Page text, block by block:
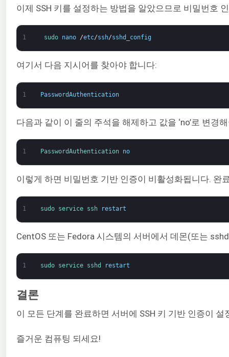
이제 SSH 키를 설정하는 방법을 알았으므로 비밀번호
1 sudo nano /etc/ssh/sshd_config
여기서 다음 지시어를 찾아야 합니다:
1 PasswordAuthentication
다음과 같이 이 줄의 주석을 해제하고 값을 ‘no’로 변경
1 PasswordAuthentication no
이렇게 하면 비밀번호 기반 인증이 비활성화됩니다. 완
1 sudo service ssh restart
CentOS 또는 Fedora 시스템의 서버에서 데몬(또는
1 sudo service sshd restart
결론
이 모든 단계를 완료하면 서버에 SSH 키 기반 인증이
즐거운 컴퓨팅 되세요!